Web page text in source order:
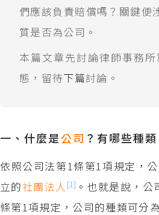
們應該負責賠償嗎？關鍵便
質是否為公司。
本篇文章先討論律師事務
態，留待下篇討論。
一、什麼是公司 ？有哪些種類
依照公司法第1條第1項規定，
立的社團法人 [1] 。也就是說，公
條第1項規定，公司的種類可分